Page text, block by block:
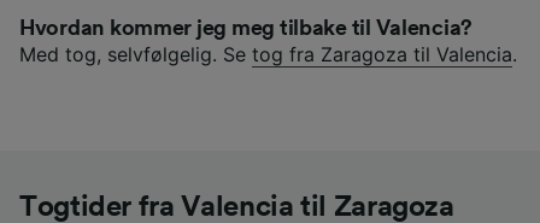
Hvordan kommer jeg meg tilbake til Valencia?
Med tog, selvfølgelig. Se tog fra Zaragoza til Valencia.
Togtider fra Valencia til Zaragoza